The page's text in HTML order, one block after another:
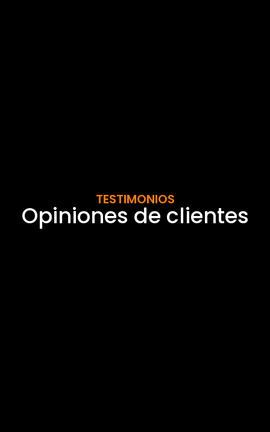
TESTIMONIOS
Opiniones de clientes